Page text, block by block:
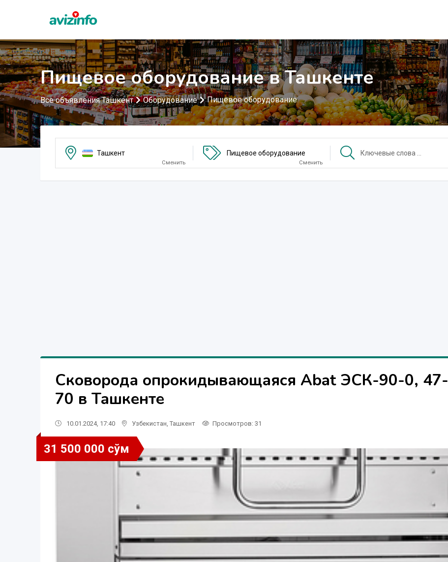
Пищевое оборудование в Ташкенте
Все объявления Ташкент Оборудование Пищевое оборудование
Ташкент
Сменить
Пищевое оборудование
Сменить
Сковорода опрокидывающаяся Abat ЭСК-90-0, 47-
70 в Ташкенте
10.01.2024, 17:40 Узбекистан Ташкент Просмотров: 31
31 500 000 сўм